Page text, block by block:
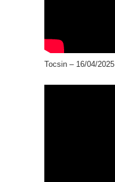
Tocsin – 16/04/2025